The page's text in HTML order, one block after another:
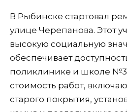
В Рыбинске стартовал
улице Черепанова. Этот
высокую социальную
обеспечивает
поликлинике и школе
стоимость работ,
старого покрытия,